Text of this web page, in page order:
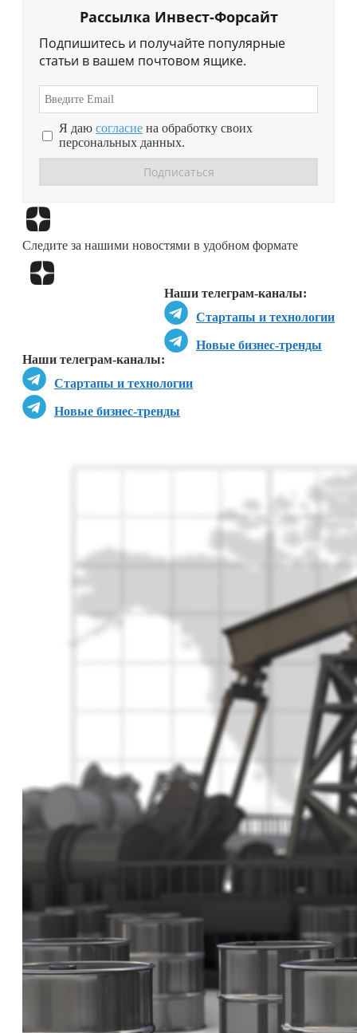
Рассылка Инвест-Форсайт
Подпишитесь и получайте популярные
статьи в вашем почтовом ящике.
Я даю согласие на обработку своих
персональных данных.
Следите за нашими новостями в удобном формате
Наши телеграм-каналы:
Стартапы и технологии
Новые бизнес-тренды
Наши телеграм-каналы:
Стартапы и технологии
Новые бизнес-тренды